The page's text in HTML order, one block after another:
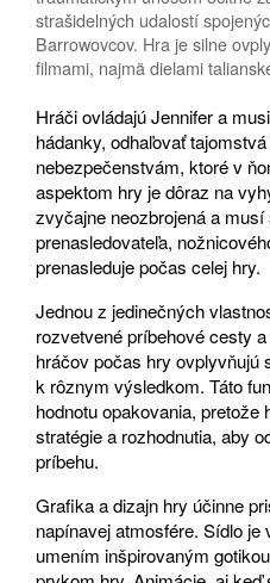
strašidelných udalostí
Barrowovcov. Hra je silne
filmami, najmä dielami
Hráči ovládajú Jennifer a
hádanky, odhaľovať
nebezpečenstvám, ktoré v
aspektom hry je dôraz na
zvyčajne neozbrojená a
prenasledovateľa,
prenasleduje počas celej hry.
Jednou z jedinečných
rozvetvené príbehové cesty
hráčov počas hry ovplyvňujú
k rôznym výsledkom. Táto
hodnotu opakovania,
stratégie a rozhodnutia, aby
príbehu.
Grafika a dizajn hry účinne
napínavej atmosfére. Sídlo je
umením inšpirovaným